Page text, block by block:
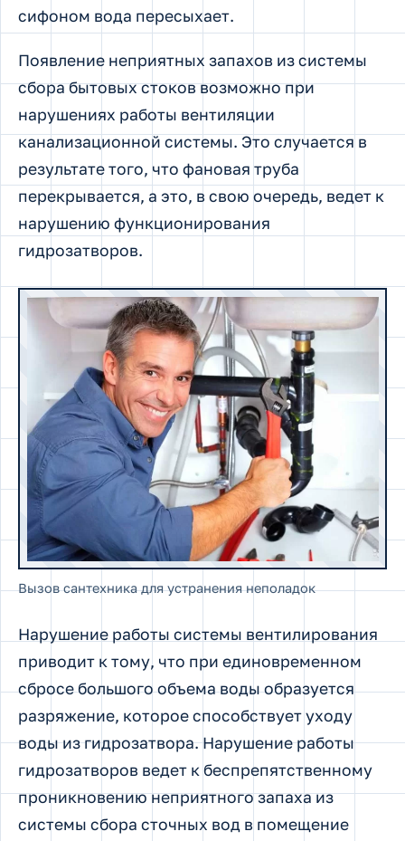
сифоном вода пересыхает.
Появление неприятных запахов из системы
сбора бытовых стоков возможно при
нарушениях работы вентиляции
канализационной системы. Это случается в
результате того, что фановая труба
перекрывается, а это, в свою очередь, ведет к
нарушению функционирования
гидрозатворов.
Вызов сантехника для устранения неполадок
Нарушение работы системы вентилирования
приводит к тому, что при единовременном
сбросе большого объема воды образуется
разряжение, которое способствует уходу
воды из гидрозатвора. Нарушение работы
гидрозатворов ведет к беспрепятственному
проникновению неприятного запаха из
системы сбора сточных вод в помещение